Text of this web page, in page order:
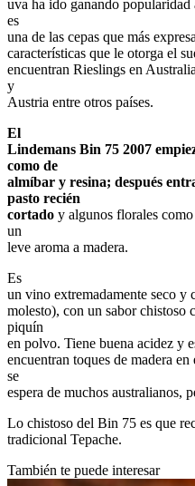
uva ha ido ganando
es
una de las cepas que más
características que le otorga el
encuentran Rieslings en
y
Austria entre otros países.
El
Lindemans Bin 75 2007
como de
almíbar y resina; después
pasto recién
cortado y algunos florales
un
leve aroma a madera.
Es
un vino extremadamente seco y
molesto), con un sabor chistoso
piquín
en polvo. Tiene buena acidez y
encuentran toques de madera
se
espera de muchos australianos,
Lo chistoso del Bin 75 es que
tradicional Tepache.
También te puede interesar